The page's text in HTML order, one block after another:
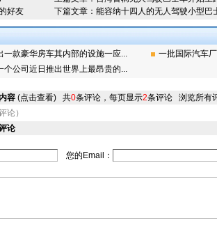
好友
下篇文章： 能容纳十四人的无人驾驶小型巴
一款豪华房车其内部的设施一应...
一批国际汽车
个公司近日推出世界上最昂贵的...
容 (点击查看) 共0条评论，每页显示2条评论 浏览所有
论）
论
您的Email：